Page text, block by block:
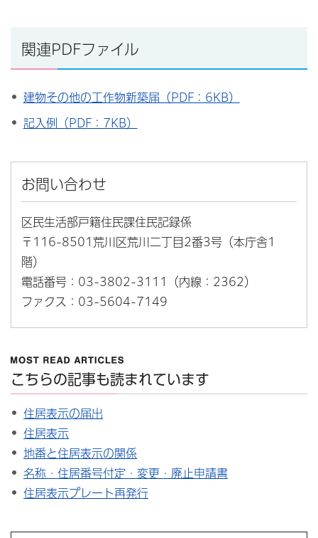
関連PDFファイル
建物その他の工作物新築届（PDF：6KB）
記入例（PDF：7KB）
お問い合わせ
区民生活部戸籍住民課住民記録係
〒116-8501荒川区荒川二丁目2番3号（本庁舎1
階）
電話番号：03-3802-3111（内線：2362）
ファクス：03-5604-7149
こちらの記事も読まれています
住居表示の届出
住居表示
地番と住居表示の関係
名称・住居番号付定・変更・廃止申請書
住居表示プレート再発行